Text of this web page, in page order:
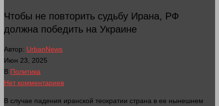
Чтобы не повторить судьбу Ирана, РФ
должна победить на Украине
Автор: UrbanNews
Июн 23, 2025
В Политика
Нет комментариев
В случае падения иранской теократии страна в ее нынешнем